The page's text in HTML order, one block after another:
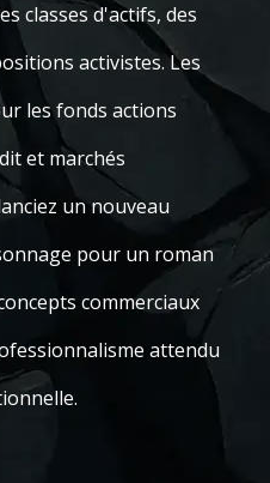
classes d'actifs, des
activistes. Les
les fonds actions
et marchés
un nouveau
pour un roman
commerciaux
attendu